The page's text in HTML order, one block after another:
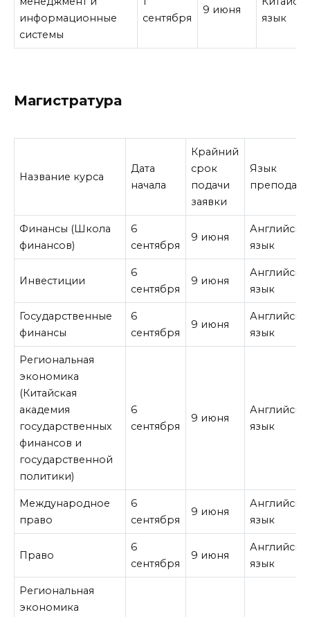
информационные
системы
сентября
9 июня
язык
Магистратура
Название курса
Дата
начала
Крайний
срок
подачи
заявки
Язык
Финансы (Школа
финансов)
6
сентября
9 июня
язык
Инвестиции
6
сентября
9 июня
язык
Государственные
финансы
6
сентября
9 июня
язык
Региональная
экономика
(Китайская
академия
государственных
финансов и
государственной
политики)
6
сентября
9 июня
язык
Международное
право
6
сентября
9 июня
язык
Право
6
сентября
9 июня
язык
Региональная
экономика